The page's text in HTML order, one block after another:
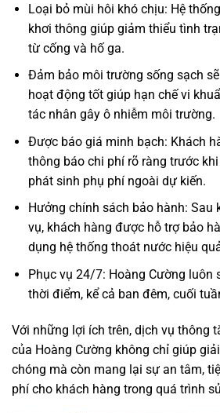
Loại bỏ mùi hôi khó chịu: Hệ
khơi thông giúp giảm thiểu tình
từ cống và hố ga.
Đảm bảo môi trường sống sạch
hoạt động tốt giúp hạn chế vi
tác nhân gây ô nhiễm môi trường.
Được báo giá minh bạch: Khách
thông báo chi phí rõ ràng trước
phát sinh phụ phí ngoài dự kiến.
Hưởng chính sách bảo hành: Sau
vụ, khách hàng được hỗ trợ bảo
dụng hệ thống thoát nước hiệu
Phục vụ 24/7: Hoàng Cường luôn
thời điểm, kể cả ban đêm, cuối
Với những lợi ích trên, dịch vụ thông
của Hoàng Cường không chỉ giúp
chóng mà còn mang lại sự an tâm,
phí cho khách hàng trong quá trình